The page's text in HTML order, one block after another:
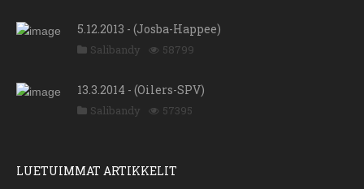
5.12.2013 - (Josba-Happee)
Salibandy 58799
13.3.2014 - (Oilers-SPV)
Salibandy 57395
LUETUIMMAT ARTIKKELIT